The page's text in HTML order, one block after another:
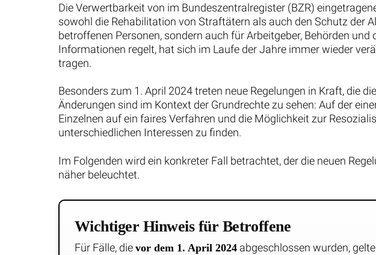
Die Verwertbarkeit von im Bundeszentralregister (BZR)
sowohl die Rehabilitation von Straftätern als auch den Schutz der
betroffenen Personen, sondern auch für Arbeitgeber, Behörden
Informationen regelt, hat sich im Laufe der Jahre immer wieder
tragen.
Besonders zum 1. April 2024 treten neue Regelungen in Kraft, die
Änderungen sind im Kontext der Grundrechte zu sehen: Auf der
Einzelnen auf ein faires Verfahren und die Möglichkeit zur
unterschiedlichen Interessen zu finden.
Im Folgenden wird ein konkreter Fall betrachtet, der die neuen
näher beleuchtet.
Wichtiger Hinweis für Betroffene
Für Fälle, die vor dem 1. April 2024 abgeschlossen wurden,